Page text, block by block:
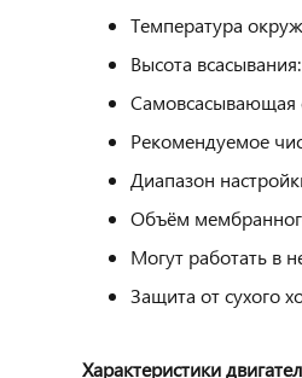
Температура
Высота
Самовсасывающая
Рекомендуемое
Диапазон
Объём
Могут работать в
Защита от сухого
Характеристики